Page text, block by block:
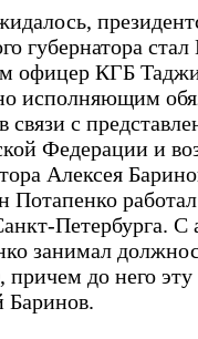
губернатора
офицер КГБ
исполняющим
связи с
Федерации и
Алексея
н Потапенко
Петербурга. С
занимал
до него эту
Баринов.